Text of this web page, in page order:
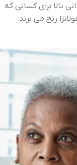
بالا برای کسانی که
رنج می ‌برند